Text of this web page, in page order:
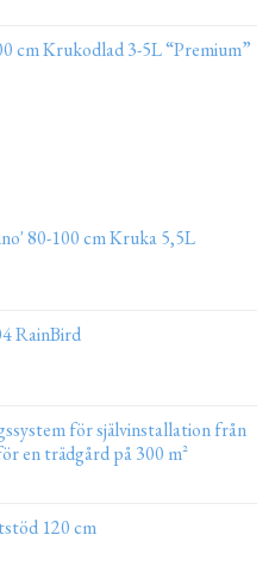
cm Krukodlad 3-5L “Premium”
80-100 cm Kruka 5,5L
RainBird
för självinstallation från
en trädgård på 300 m²
120 cm